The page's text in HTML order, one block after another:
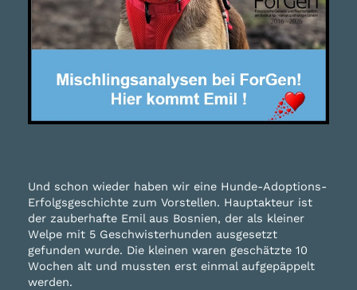
Und schon wieder haben wir eine Hunde-Adoptions-
Erfolgsgeschichte zum Vorstellen. Hauptakteur ist
der zauberhafte Emil aus Bosnien, der als kleiner
Welpe mit 5 Geschwisterhunden ausgesetzt
gefunden wurde. Die kleinen waren geschätzte 10
Wochen alt und mussten erst einmal aufgepäppelt
werden.